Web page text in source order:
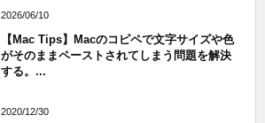
2026/06/10
【Mac Tips】Macのコピペで文字サイズや色
がそのままペーストされてしまう問題を解決
する。...
2020/12/30